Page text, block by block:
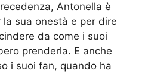
Antonella è
sua onestà e per dire
da come i suoi
prenderla. E anche
i suoi fan, quando ha